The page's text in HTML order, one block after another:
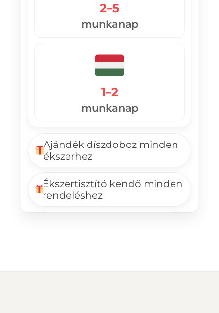
1–2
munkanap
2–5
munkanap
Ajándék díszdoboz minden
ékszerhez
Ékszertisztító kendő minden
rendeléshez